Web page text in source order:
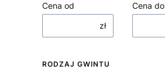
Cena od
zł
Cena do
RODZAJ GWINTU